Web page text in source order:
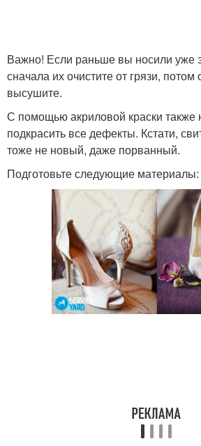
Важно! Если раньше вы носили уже
сначала их очистите от грязи, потом
высушите.
С помощью акриловой краски также
подкрасить все дефекты. Кстати,
тоже не новый, даже порванный.
Подготовьте следующие материалы: